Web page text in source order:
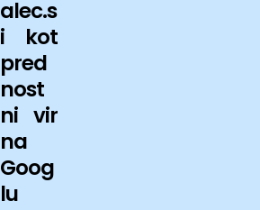
alec.s
i kot
pred
nost
ni vir
na
Goog
lu